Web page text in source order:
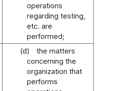
operations
regarding testing,
etc. are
performed;
(d)
the matters
concerning the
organization that
performs